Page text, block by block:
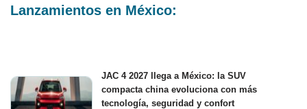
Lanzamientos en México:
JAC 4 2027 llega a México: la SUV
compacta china evoluciona con más
tecnología, seguridad y confort